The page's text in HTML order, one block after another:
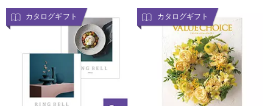
カタログギフト カタログギフト